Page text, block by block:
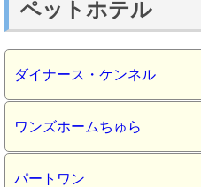
ペットホテル
ダイナース・ケンネル
ワンズホームちゅら
パートワン